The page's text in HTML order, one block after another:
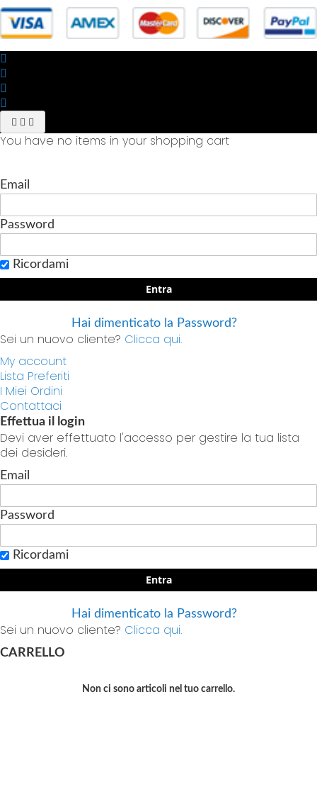
You have no items in your shopping cart
Email
Password
Ricordami
Entra
Hai dimenticato la Password?
Sei un nuovo cliente? Clicca qui.
My account
Lista Preferiti
I Miei Ordini
Contattaci
Effettua il login
Devi aver effettuato l'accesso per gestire la tua lista
dei desideri.
Email
Password
Ricordami
Entra
Hai dimenticato la Password?
Sei un nuovo cliente? Clicca qui.
CARRELLO
Non ci sono articoli nel tuo carrello.